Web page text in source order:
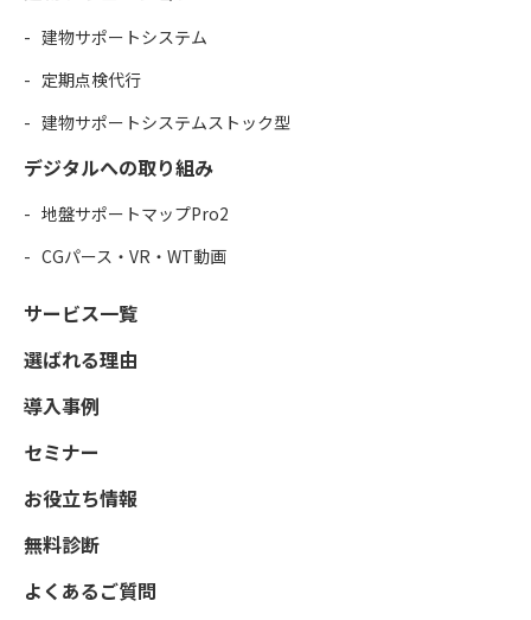
建物サポートシステム
定期点検代行
建物サポートシステムストック型
デジタルへの取り組み
地盤サポートマップPro2
CGパース・VR・WT動画
サービス一覧
選ばれる理由
導入事例
セミナー
お役立ち情報
無料診断
よくあるご質問